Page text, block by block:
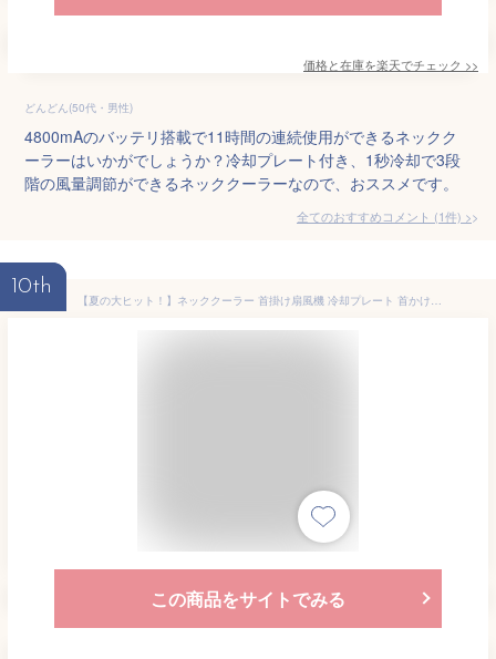
価格と在庫を楽天でチェック >>
どんどん(50代・男性)
4800mAのバッテリ搭載で11時間の連続使用ができるネックク
ーラーはいかがでしょうか？冷却プレート付き、1秒冷却で3段
階の風量調節ができるネッククーラーなので、おススメです。
全てのおすすめコメント (1件) >
10th
【夏の大ヒット！】ネッククーラー 首掛け扇風機 冷却プレート 首かけ扇風機 羽なし 日本製冷却プレート 3つ冷却プレート 6000mAh大容量 扇風機 首かけ 1秒で冷やす 四風道送風 風量調整 DCモーター 冷感 半導体冷却 LED残量表示 暑さ対策 熱中症対策
この商品をサイトでみる